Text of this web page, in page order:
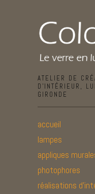
ATELIER DE
D’INTÉRIEUR,
GIRONDE
accueil
lampes
appliques
photophores
réalisations